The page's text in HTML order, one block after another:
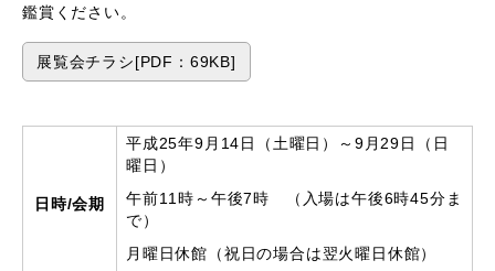
鑑賞ください。
展覧会チラシ[PDF：69KB]
日時/会期
平成25年9月14日（土曜日）～9月29日（日
曜日）
午前11時～午後7時 （入場は午後6時45分ま
で）
月曜日休館（祝日の場合は翌火曜日休館）